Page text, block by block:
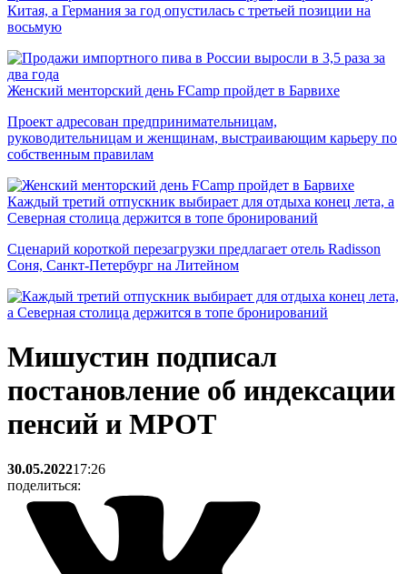
Китая, а Германия за год опустилась с третьей позиции на
восьмую
Женский менторский день FCamp пройдет в Барвихе
Проект адресован предпринимательницам,
руководительницам и женщинам, выстраивающим карьеру по
собственным правилам
Каждый третий отпускник выбирает для отдыха конец лета, а
Северная столица держится в топе бронирований
Сценарий короткой перезагрузки предлагает отель Radisson
Соня, Санкт-Петербург на Литейном
Мишустин подписал
постановление об индексации
пенсий и МРОТ
30.05.202217:26
поделиться: